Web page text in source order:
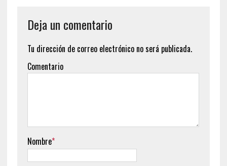
Deja un comentario
Tu dirección de correo electrónico no será publicada.
Comentario
Nombre*